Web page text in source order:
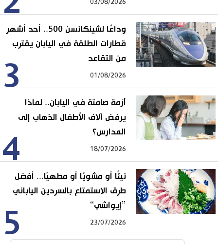
03/08/2026
3
وداعًا لشينكانسن 500.. أحد أشهر
قطارات الطلقة في اليابان يقترب
من التقاعد
01/08/2026
4
أزمة صامتة في اليابان.. لماذا
يرفض آلاف الأطفال الذهاب إلى
المدارس؟
18/07/2026
5
نيئًا أو مشويًا أو مطهيًا... أفضل
طرق الاستمتاع بالسردين الياباني
”إيواشي“
23/07/2026